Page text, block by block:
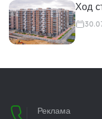
Ход
Реклама